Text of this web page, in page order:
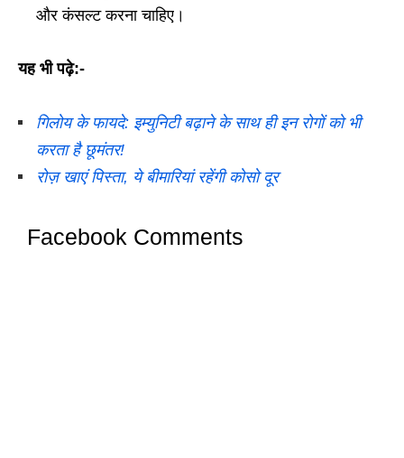
और कंसल्ट करना चाहिए।
यह भी पढ़े:-
गिलोय के फायदे: इम्युनिटी बढ़ाने के साथ ही इन रोगों को भी
करता है छूमंतर!
रोज़ खाएं पिस्ता, ये बीमारियां रहेंगी कोसो दूर
Facebook Comments